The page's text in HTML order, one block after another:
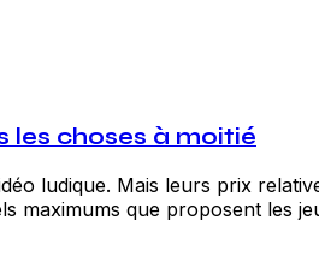
les choses à moitié
ludique. Mais leurs prix
maximums que proposent les